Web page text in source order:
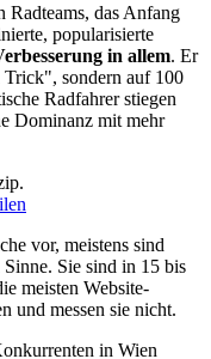
Radteams, das Anfang
popularisierte
in allem. Er
Trick", sondern auf 100
Radfahrer stiegen
Dominanz mit mehr
vor, meistens sind
Sie sind in 15 bis
meisten Website-
und messen sie nicht.
in Wien